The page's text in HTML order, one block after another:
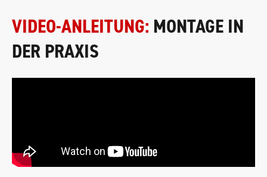
VIDEO-ANLEITUNG: MONTAGE IN
DER PRAXIS